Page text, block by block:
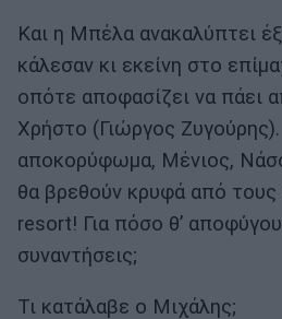
Και η Μπέλα ανακαλύπτει
κάλεσαν κι εκείνη στο
οπότε αποφασίζει να πάει
Χρήστο (Γιώργος
αποκορύφωμα, Μένιος,
θα βρεθούν κρυφά από τους
resort! Για πόσο θ’
συναντήσεις;
Τι κατάλαβε ο Μιχάλης;